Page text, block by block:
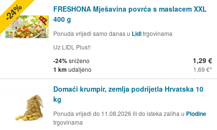
FRESHONA Mješavina povrća s maslacem XXL
400 g
Ponuda vrijedi samo danas u Lidltrgovinama
Uz LIDL Plus!!
-24%sniženo
1 km udaljeno
1,29 €
1,69 €
-24%
Domaći krumpir, zemlja podrijetla Hrvatska 10
kg
Ponuda vrijedi do 11.08.2026 ili do isteka zaliha u Plodine
trgovinama